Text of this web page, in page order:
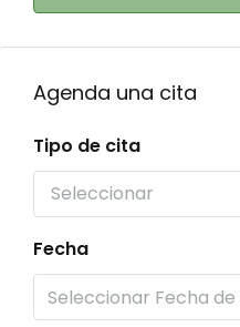
Agenda una cita
Tipo de cita
Seleccionar
Fecha